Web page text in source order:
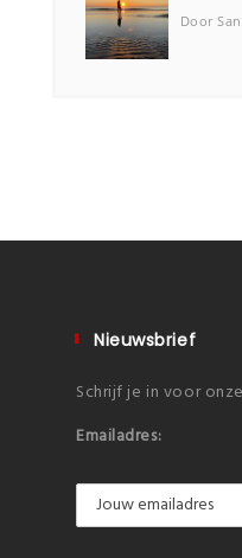
Door
Nieuwsbrief
Schrijf je in voor
Emailadres: